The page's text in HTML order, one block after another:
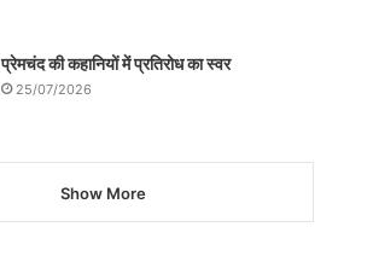
प्रेमचंद की कहानियों में प्रतिरोध का स्वर
25/07/2026
Show More